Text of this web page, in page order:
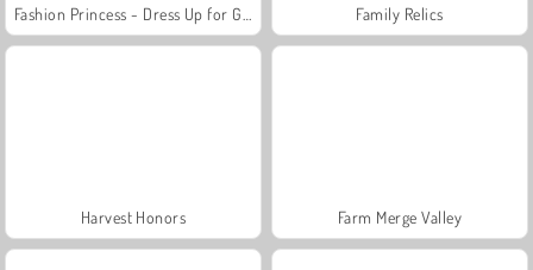
Family Relics
Harvest Honors Farm Merge Valley